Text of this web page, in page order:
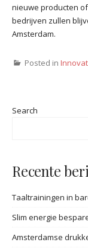
nieuwe producten
bedrijven zullen
Amsterdam.
Posted in
Search
Recente
Taaltrainingen in
Slim energie
Amsterdamse